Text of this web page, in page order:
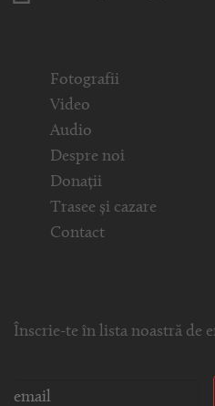
Fotografii
Video
Audio
Despre noi
Donații
Trasee și cazare
Contact
Înscrie-te în lista noastră de